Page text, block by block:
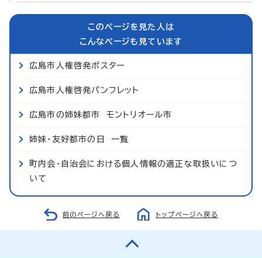
このページを見た人は
こんなページも見ています
広島市人権啓発ポスター
広島市人権啓発パンフレット
広島市の姉妹都市 モントリオール市
姉妹・友好都市の日 一覧
町内会・自治会における個人情報の適正な取扱いにつ
いて
前のページへ戻る トップページへ戻る